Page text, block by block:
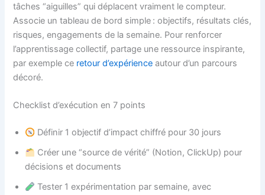
tâches “aiguilles” qui déplacent vraiment le compteur.
Associe un tableau de bord simple : objectifs, résultats clés,
risques, engagements de la semaine. Pour renforcer
l’apprentissage collectif, partage une ressource inspirante,
par exemple ce retour d’expérience autour d’un parcours
décoré.
Checklist d’exécution en 7 points
Définir 1 objectif d’impact chiffré pour 30 jours
Créer une “source de vérité” (Notion, ClickUp) pour
décisions et documents
Tester 1 expérimentation par semaine, avec